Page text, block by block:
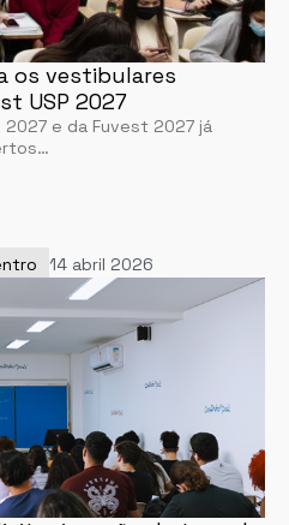
os vestibulares
USP 2027
e da Fuvest 2027 já
14 abril 2026